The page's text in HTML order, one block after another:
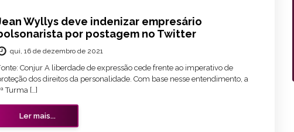
Wyllys deve indenizar empresário
por postagem no Twitter
qui, 16 de dezembro de 2021
Conjur A liberdade de expressão cede frente ao imperativo de
dos direitos da personalidade. Com base nesse entendimento, a
Turma […]
Ler mais...